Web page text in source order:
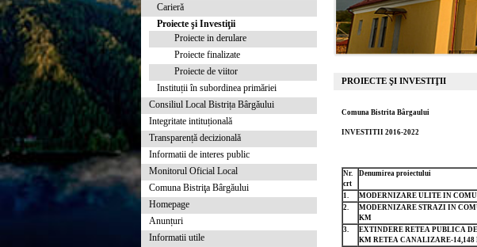
Carieră
Proiecte şi Investiţii
Proiecte in derulare
Proiecte finalizate
Proiecte de viitor
Instituții în subordinea primăriei
Consiliul Local Bistrița Bârgăului
Integritate intituțională
Transparență decizională
Informatii de interes public
Monitorul Oficial Local
Comuna Bistriţa Bârgăului
Homepage
Anunțuri
Informatii utile
PROIECTE ŞI INVESTIŢII
Comuna Bistrita Bârgaului
INVESTITII 2016-2022
Nr.
crt
Denumirea proiectului
1. MODERNIZARE ULITE IN
2.
MODERNIZARE STRAZI IN
KM
3. EXTINDERE RETEA PUBLICA
KM RETEA CANALIZARE-14,148